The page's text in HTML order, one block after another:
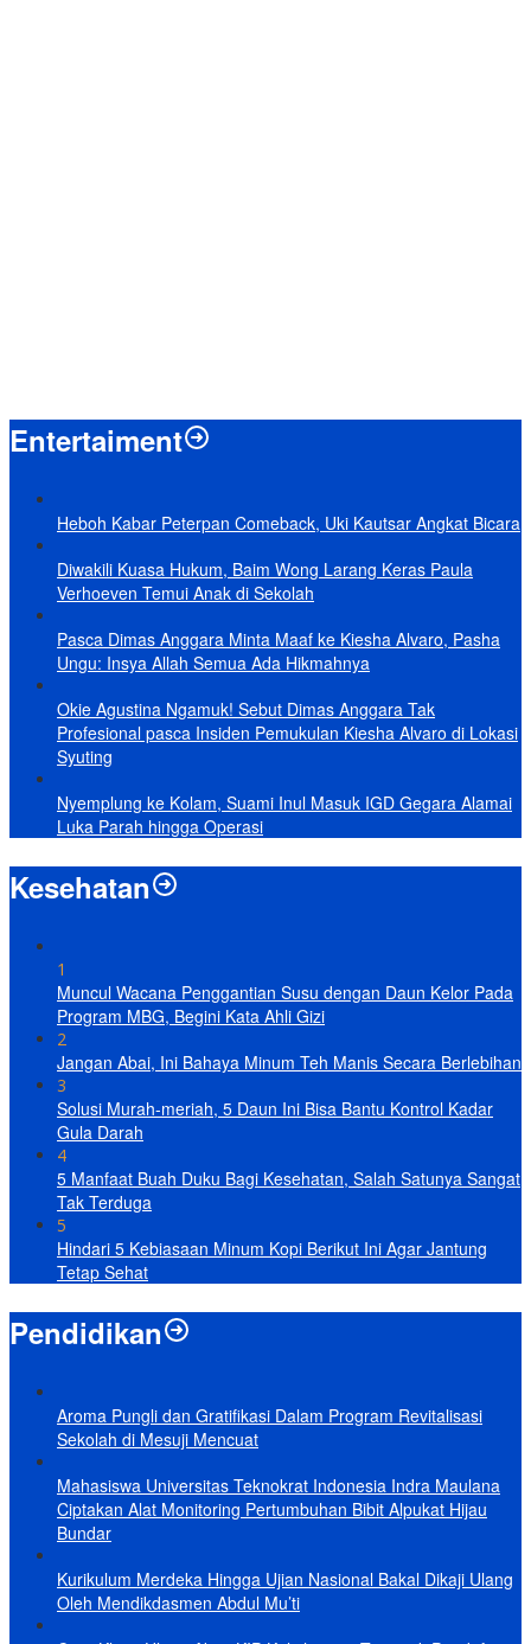
Entertaiment
Heboh Kabar Peterpan Comeback, Uki Kautsar Angkat Bicara
Diwakili Kuasa Hukum, Baim Wong Larang Keras Paula
Verhoeven Temui Anak di Sekolah
Pasca Dimas Anggara Minta Maaf ke Kiesha Alvaro, Pasha
Ungu: Insya Allah Semua Ada Hikmahnya
Okie Agustina Ngamuk! Sebut Dimas Anggara Tak
Profesional pasca Insiden Pemukulan Kiesha Alvaro di Lokasi
Syuting
Nyemplung ke Kolam, Suami Inul Masuk IGD Gegara Alamai
Luka Parah hingga Operasi
Kesehatan
1
Muncul Wacana Penggantian Susu dengan Daun Kelor Pada
Program MBG, Begini Kata Ahli Gizi
2
Jangan Abai, Ini Bahaya Minum Teh Manis Secara Berlebihan
3
Solusi Murah-meriah, 5 Daun Ini Bisa Bantu Kontrol Kadar
Gula Darah
4
5 Manfaat Buah Duku Bagi Kesehatan, Salah Satunya Sangat
Tak Terduga
5
Hindari 5 Kebiasaan Minum Kopi Berikut Ini Agar Jantung
Tetap Sehat
Pendidikan
Aroma Pungli dan Gratifikasi Dalam Program Revitalisasi
Sekolah di Mesuji Mencuat
Mahasiswa Universitas Teknokrat Indonesia Indra Maulana
Ciptakan Alat Monitoring Pertumbuhan Bibit Alpukat Hijau
Bundar
Kurikulum Merdeka Hingga Ujian Nasional Bakal Dikaji Ulang
Oleh Mendikdasmen Abdul Mu’ti